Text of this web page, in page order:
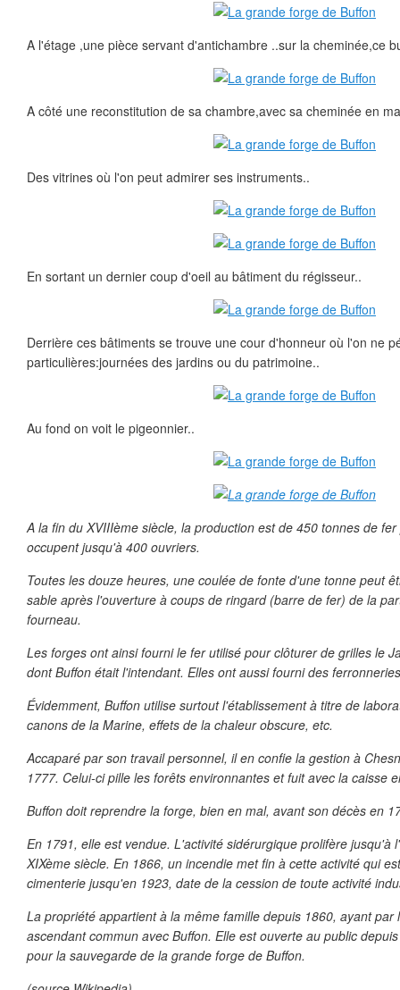
A l'étage ,une pièce servant d'antichambre ..sur la cheminée,ce
A côté une reconstitution de sa chambre,avec sa cheminée en
Des vitrines où l'on peut admirer ses instruments..
En sortant un dernier coup d'oeil au bâtiment du régisseur..
Derrière ces bâtiments se trouve une cour d'honneur où l'on ne
particulières:journées des jardins ou du patrimoine..
Au fond on voit le pigeonnier..
A la fin du XVIIIème siècle, la production est de 450 tonnes de
occupent jusqu'à 400 ouvriers.
Toutes les douze heures, une coulée de fonte d'une tonne peut
sable après l'ouverture à coups de ringard (barre de fer) de la
fourneau.
Les forges ont ainsi fourni le fer utilisé pour clôturer de grilles le
dont Buffon était l'intendant. Elles ont aussi fourni des
Évidemment, Buffon utilise surtout l'établissement à titre de
canons de la Marine, effets de la chaleur obscure, etc.
Accaparé par son travail personnel, il en confie la gestion à
1777. Celui-ci pille les forêts environnantes et fuit avec la caisse
Buffon doit reprendre la forge, bien en mal, avant son décès en
En 1791, elle est vendue. L'activité sidérurgique prolifère jusqu'à
XIXème siècle. En 1866, un incendie met fin à cette activité qui
cimenterie jusqu'en 1923, date de la cession de toute activité
La propriété appartient à la même famille depuis 1860, ayant par
ascendant commun avec Buffon. Elle est ouverte au public
pour la sauvegarde de la grande forge de Buffon.